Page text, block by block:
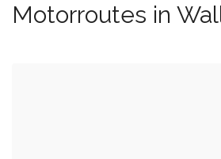
Motorroutes in